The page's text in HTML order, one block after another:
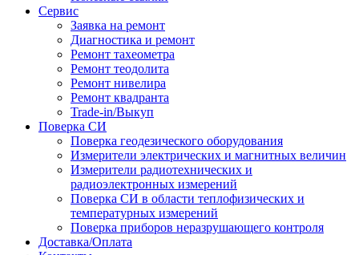
Сервис
Заявка на ремонт
Диагностика и ремонт
Ремонт тахеометра
Ремонт теодолита
Ремонт нивелира
Ремонт квадранта
Trade-in/Выкуп
Поверка СИ
Поверка геодезического оборудования
Измерители электрических и магнитных величин
Измерители радиотехнических и
радиоэлектронных измерений
Поверка СИ в области теплофизических и
температурных измерений
Поверка приборов неразрушающего контроля
Доставка/Оплата